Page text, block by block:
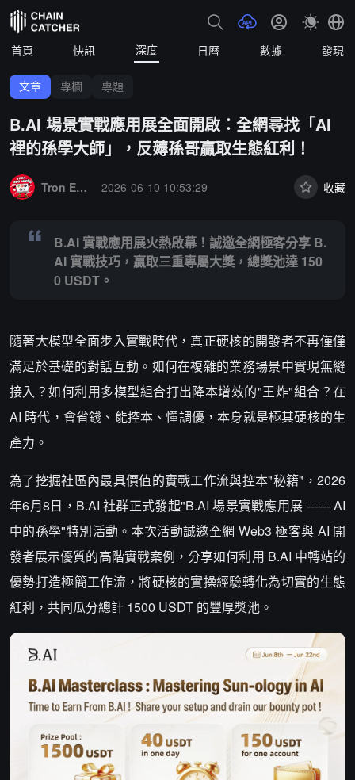
首頁 快訊 深度 日曆 數據 發現
文章 專欄 專題
B.AI 場景實戰應用展全面開啟：全網尋找「AI
裡的孫學大師」，反薅孫哥贏取生態紅利！
Tron Eco News
2026-06-10 10:53:29 收藏
B.AI 實戰應用展火熱啟幕！誠邀全網極客分享 B.
AI 實戰技巧，贏取三重專屬大獎，總獎池達 150
0 USDT。
隨著大模型全面步入實戰時代，真正硬核的開發者不再僅僅
滿足於基礎的對話互動。如何在複雜的業務場景中實現無縫
接入？如何利用多模型組合打出降本增效的"王炸"組合？在
AI 時代，會省錢、能控本、懂調優，本身就是極其硬核的生
產力。
為了挖掘社區內最具價值的實戰工作流與控本"秘籍"，2026
年6月8日，B.AI 社群正式發起"B.AI 場景實戰應用展 ------ AI
中的孫學"特別活動。本次活動誠邀全網 Web3 極客與 AI 開
發者展示優質的高階實戰案例，分享如何利用 B.AI 中轉站的
優勢打造極簡工作流，將硬核的實操經驗轉化為切實的生態
紅利，共同瓜分總計 1500 USDT 的豐厚獎池。